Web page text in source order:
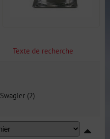
Texte de recherche
Swagier (2)